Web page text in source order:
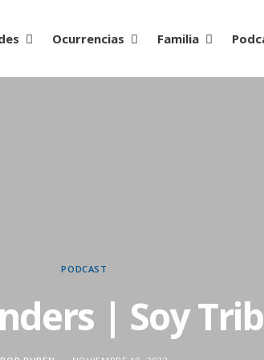
Ocurrencias Familia
PODCAST
| Soy